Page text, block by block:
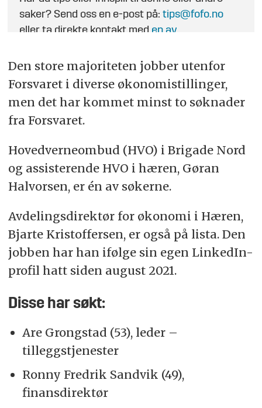
saker? Send oss en e-post på:tips@fofo.no
eller ta direkte kontakt med en av
Den store majoriteten jobber utenfor
Forsvaret i diverse økonomistillinger,
men det har kommet minst to søknader
fra Forsvaret.
Hovedverneombud (HVO) i Brigade Nord
og assisterende HVO i hæren, Gøran
Halvorsen, er én av søkerne.
Avdelingsdirektør for økonomi i Hæren,
Bjarte Kristoffersen, er også på lista. Den
jobben har han ifølge sin egen LinkedIn-
profil hatt siden august 2021.
Disse har søkt:
Are Grongstad (53), leder –
tilleggstjenester
Ronny Fredrik Sandvik (49),
finansdirektør